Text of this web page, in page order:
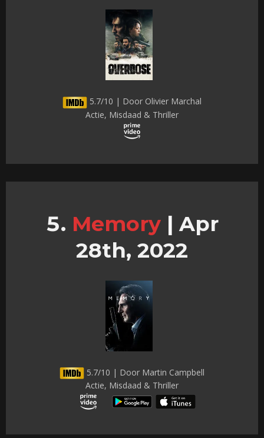
5.7/10 | Door Olivier Marchal
Actie, Misdaad & Thriller
Memory | Apr
28th, 2022
5.7/10 | Door Martin Campbell
Actie, Misdaad & Thriller